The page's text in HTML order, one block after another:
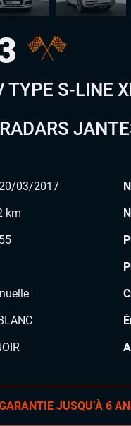
S-LINE
03/2017
km
JUSQU’À 6